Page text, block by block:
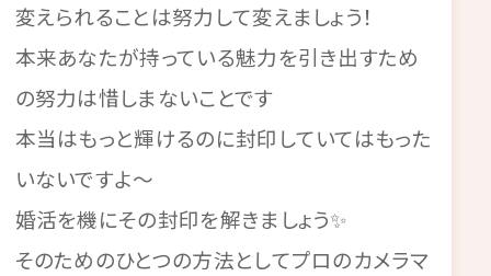
変えられることは努力して変えましょう！
本来あなたが持っている魅力を引き出すため
の努力は惜しまないことです
本当はもっと輝けるのに封印していてはもった
いないですよ～
婚活を機にその封印を解きましょう✨
そのためのひとつの方法としてプロのカメラマ